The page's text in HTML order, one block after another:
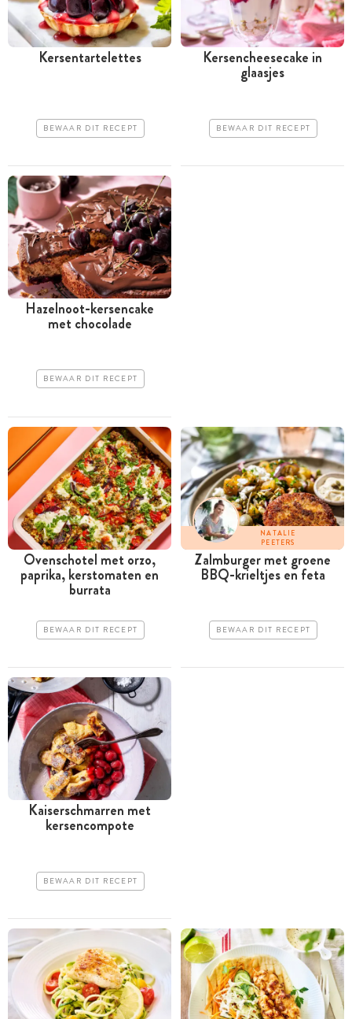
Kersentartelettes
BEWAAR DIT RECEPT
Kersencheesecake in
glaasjes
BEWAAR DIT RECEPT
Hazelnoot-kersencake
met chocolade
BEWAAR DIT RECEPT
Ovenschotel met orzo,
paprika, kerstomaten en
burrata
BEWAAR DIT RECEPT
NATALIE
PEETERS
Zalmburger met groene
BBQ-krieltjes en feta
BEWAAR DIT RECEPT
Kaiserschmarren met
kersencompote
BEWAAR DIT RECEPT